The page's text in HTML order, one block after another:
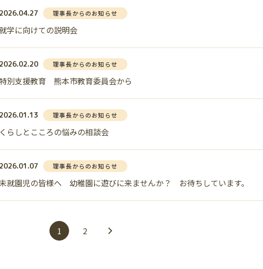
2026.04.27 理事長からのお知らせ
学に向けての説明会
2026.02.20 理事長からのお知らせ
特別支援教育 熊本市教育委員会から
2026.01.13 理事長からのお知らせ
くらしとこころの悩みの相談会
2026.01.07 理事長からのお知らせ
就園児の皆様へ 幼稚園に遊びに来ませんか？ お待ちしています。
1 2